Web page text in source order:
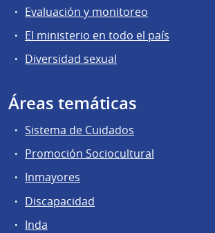
Evaluación y monitoreo
El ministerio en todo el país
Diversidad sexual
Áreas temáticas
Sistema de Cuidados
Promoción Sociocultural
Inmayores
Discapacidad
Inda